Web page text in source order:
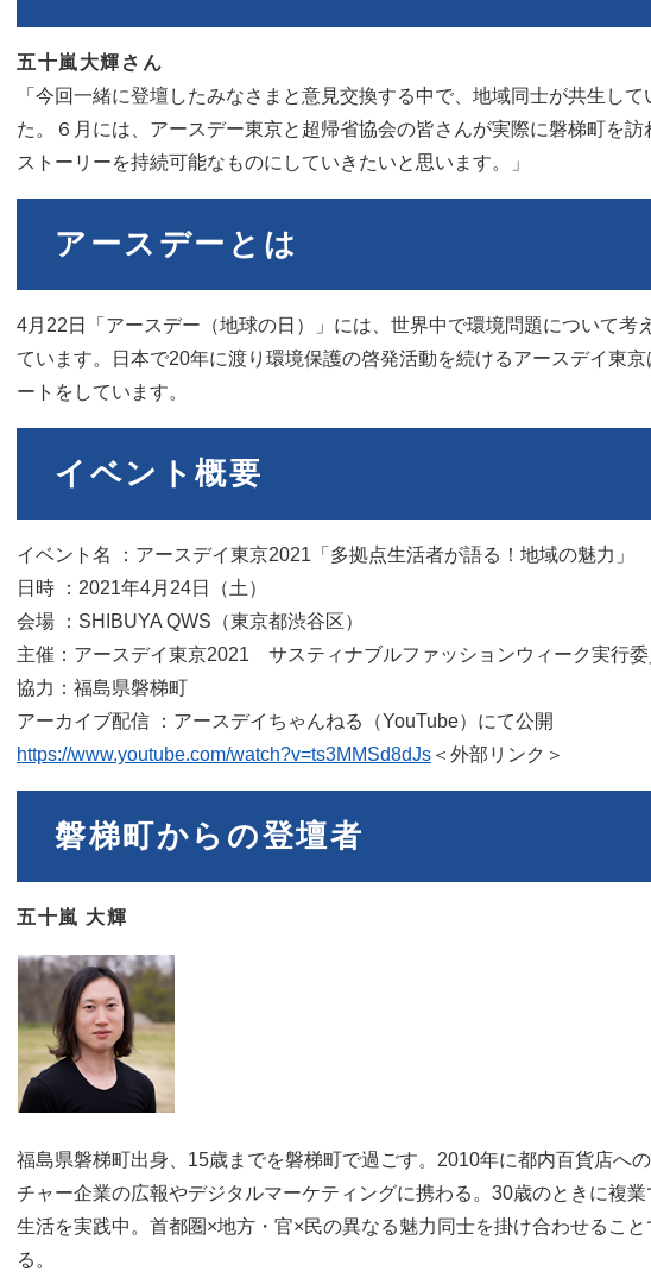
五十嵐大輝さん
「今回一緒に登壇したみなさまと意見交換する中で、地域同士が共生し
た。６月には、アースデー東京と超帰省協会の皆さんが実際に磐梯町を
ストーリーを持続可能なものにしていきたいと思います。」
アースデーとは
4月22日「アースデー（地球の日）」には、世界中で環境問題について考
ています。日本で20年に渡り環境保護の啓発活動を続けるアースデイ東
ートをしています。
イベント概要
イベント名 ：アースデイ東京2021「多拠点生活者が語る！地域の魅力」
日時 ：2021年4月24日（土）
会場 ：SHIBUYA QWS（東京都渋谷区）
主催：アースデイ東京2021 サスティナブルファッションウィーク実行
協力：福島県磐梯町
アーカイブ配信 ：アースデイちゃんねる（YouTube）にて公開
https://www.youtube.com/watch?v=ts3MMSd8dJs ＜外部リンク＞
磐梯町からの登壇者
五十嵐 大輝
福島県磐梯町出身、15歳までを磐梯町で過ごす。2010年に都内百貨店へ
チャー企業の広報やデジタルマーケティングに携わる。30歳のときに複
生活を実践中。首都圏×地方・官×民の異なる魅力同士を掛け合わせるこ
る。